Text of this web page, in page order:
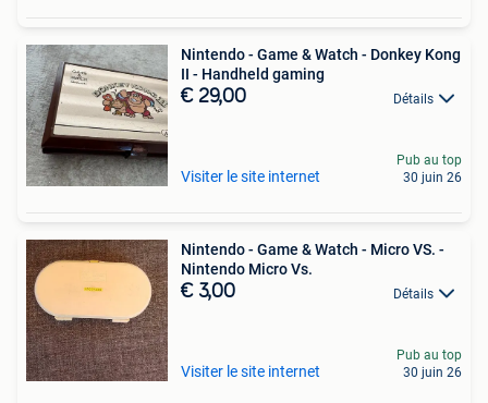
Nintendo - Game & Watch - Donkey Kong
II - Handheld gaming
€ 29,00 Détails
Visiter le site internet
Pub au top
30 juin 26
Nintendo - Game & Watch - Micro VS. -
Nintendo Micro Vs.
€ 3,00 Détails
Visiter le site internet
Pub au top
30 juin 26